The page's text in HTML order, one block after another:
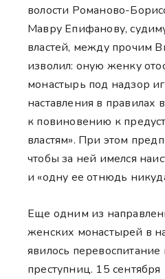
волости Романово-
Мавру Епифанову,
властей, между прочим
изволил: оную женку
монастырь под надзор
наставления в
к повиновению к
властям». При этом
чтобы за ней имелся
и «одну ее отнюдь
Еще одним из
женских монастырей в
явилось перевоспитание
преступниц. 15